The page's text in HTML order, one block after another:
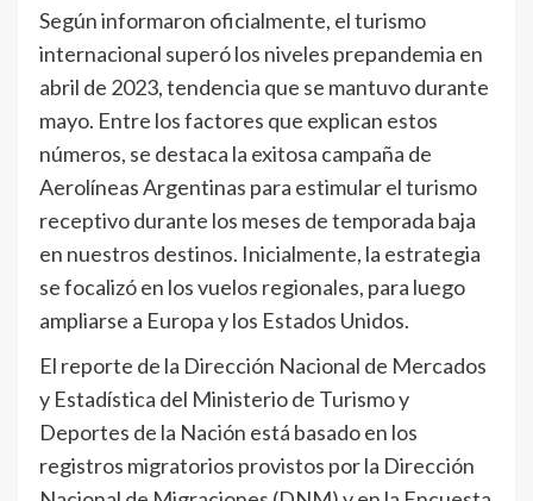
Según informaron oficialmente, el turismo
internacional superó los niveles prepandemia en
abril de 2023, tendencia que se mantuvo durante
mayo. Entre los factores que explican estos
números, se destaca la exitosa campaña de
Aerolíneas Argentinas para estimular el turismo
receptivo durante los meses de temporada baja
en nuestros destinos. Inicialmente, la estrategia
se focalizó en los vuelos regionales, para luego
ampliarse a Europa y los Estados Unidos.
El reporte de la Dirección Nacional de Mercados
y Estadística del Ministerio de Turismo y
Deportes de la Nación está basado en los
registros migratorios provistos por la Dirección